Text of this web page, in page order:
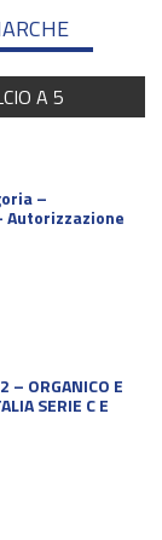
A 5
–
Autorizzazione
– ORGANICO E
SERIE C E